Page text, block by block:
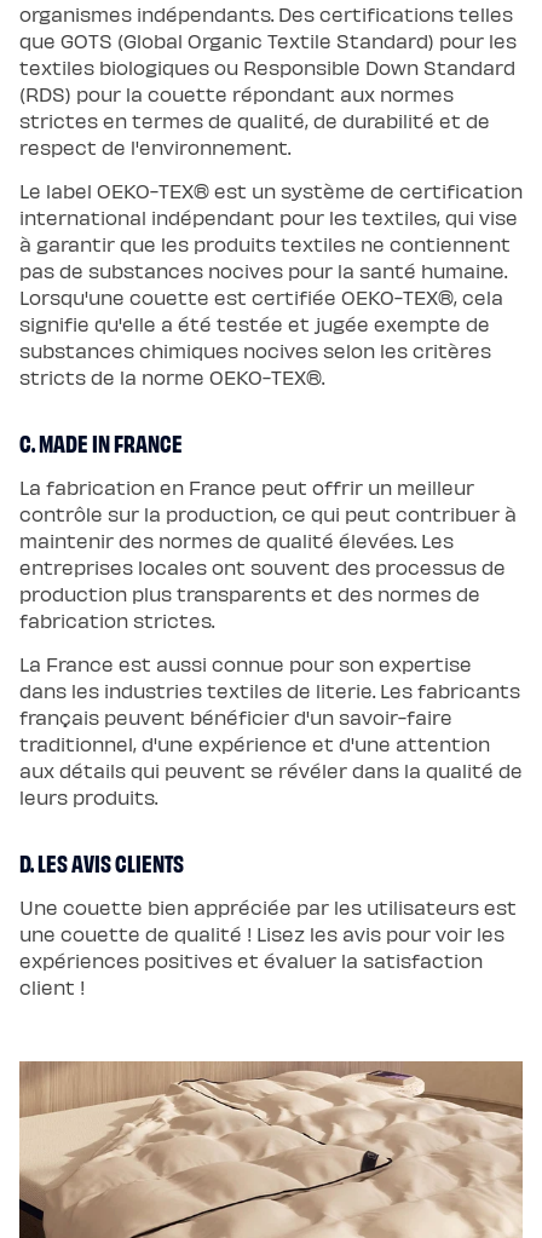
organismes indépendants. Des certifications telles
que GOTS (Global Organic Textile Standard) pour les
textiles biologiques ou Responsible Down Standard
(RDS) pour la couette répondant aux normes
strictes en termes de qualité, de durabilité et de
respect de l'environnement.
Le label OEKO-TEX® est un système de certification
international indépendant pour les textiles, qui vise
à garantir que les produits textiles ne contiennent
pas de substances nocives pour la santé humaine.
Lorsqu'une couette est certifiée OEKO-TEX®, cela
signifie qu'elle a été testée et jugée exempte de
substances chimiques nocives selon les critères
stricts de la norme OEKO-TEX®.
C. MADE IN FRANCE
La fabrication en France peut offrir un meilleur
contrôle sur la production, ce qui peut contribuer à
maintenir des normes de qualité élevées. Les
entreprises locales ont souvent des processus de
production plus transparents et des normes de
fabrication strictes.
La France est aussi connue pour son expertise
dans les industries textiles de literie. Les fabricants
français peuvent bénéficier d'un savoir-faire
traditionnel, d'une expérience et d'une attention
aux détails qui peuvent se révéler dans la qualité de
leurs produits.
D. LES AVIS CLIENTS
Une couette bien appréciée par les utilisateurs est
une couette de qualité ! Lisez les avis pour voir les
expériences positives et évaluer la satisfaction
client !